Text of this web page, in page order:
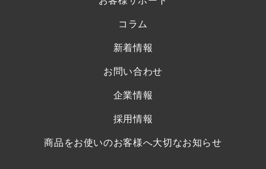
コラム
新着情報
お問い合わせ
企業情報
採用情報
商品をお使いのお客様へ大切なお知らせ